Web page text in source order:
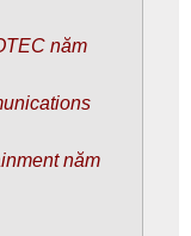
năm
năm